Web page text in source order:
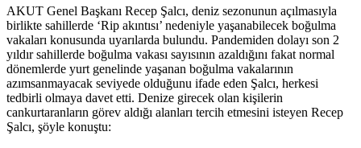
AKUT Genel Başkanı Recep Şalcı, deniz sezonunun açılmasıyla
birlikte sahillerde ‘Rip akıntısı’ nedeniyle yaşanabilecek boğulma
vakaları konusunda uyarılarda bulundu. Pandemiden dolayı son 2
yıldır sahillerde boğulma vakası sayısının azaldığını fakat normal
dönemlerde yurt genelinde yaşanan boğulma vakalarının
azımsanmayacak seviyede olduğunu ifade eden Şalcı, herkesi
tedbirli olmaya davet etti. Denize girecek olan kişilerin
cankurtaranların görev aldığı alanları tercih etmesini isteyen Recep
Şalcı, şöyle konuştu: